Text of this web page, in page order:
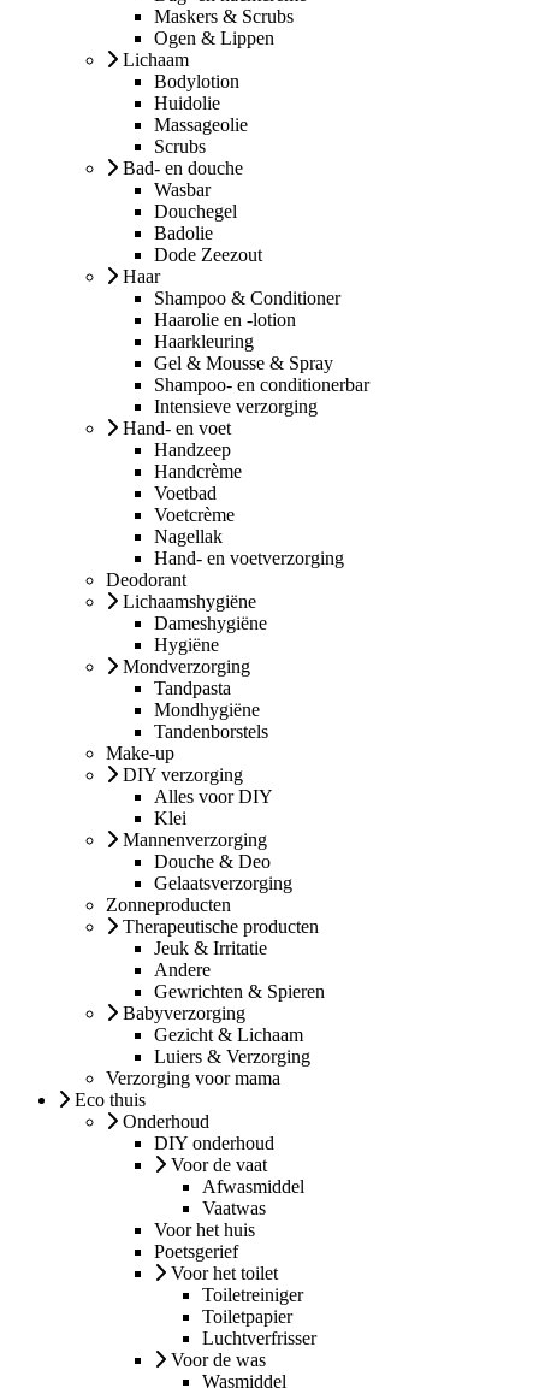
Maskers & Scrubs
Ogen & Lippen
Lichaam
Bodylotion
Huidolie
Massageolie
Scrubs
Bad- en douche
Wasbar
Douchegel
Badolie
Dode Zeezout
Haar
Shampoo & Conditioner
Haarolie en -lotion
Haarkleuring
Gel & Mousse & Spray
Shampoo- en conditionerbar
Intensieve verzorging
Hand- en voet
Handzeep
Handcrème
Voetbad
Voetcrème
Nagellak
Hand- en voetverzorging
Deodorant
Lichaamshygiëne
Dameshygiëne
Hygiëne
Mondverzorging
Tandpasta
Mondhygiëne
Tandenborstels
Make-up
DIY verzorging
Alles voor DIY
Klei
Mannenverzorging
Douche & Deo
Gelaatsverzorging
Zonneproducten
Therapeutische producten
Jeuk & Irritatie
Andere
Gewrichten & Spieren
Babyverzorging
Gezicht & Lichaam
Luiers & Verzorging
Verzorging voor mama
Eco thuis
Onderhoud
DIY onderhoud
Voor de vaat
Afwasmiddel
Vaatwas
Voor het huis
Poetsgerief
Voor het toilet
Toiletreiniger
Toiletpapier
Luchtverfrisser
Voor de was
Wasmiddel